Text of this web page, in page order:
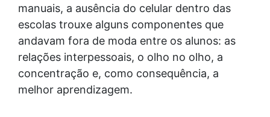
manuais, a ausência do celular dentro das
escolas trouxe alguns componentes que
andavam fora de moda entre os alunos: as
relações interpessoais, o olho no olho, a
concentração e, como consequência, a
melhor aprendizagem.